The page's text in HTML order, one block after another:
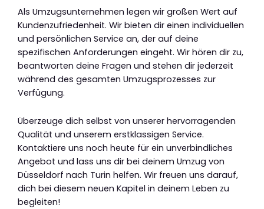
Als Umzugsunternehmen legen wir großen Wert auf
Kundenzufriedenheit. Wir bieten dir einen individuellen
und persönlichen Service an, der auf deine
spezifischen Anforderungen eingeht. Wir hören dir zu,
beantworten deine Fragen und stehen dir jederzeit
während des gesamten Umzugsprozesses zur
Verfügung.
Überzeuge dich selbst von unserer hervorragenden
Qualität und unserem erstklassigen Service.
Kontaktiere uns noch heute für ein unverbindliches
Angebot und lass uns dir bei deinem Umzug von
Düsseldorf nach Turin helfen. Wir freuen uns darauf,
dich bei diesem neuen Kapitel in deinem Leben zu
begleiten!